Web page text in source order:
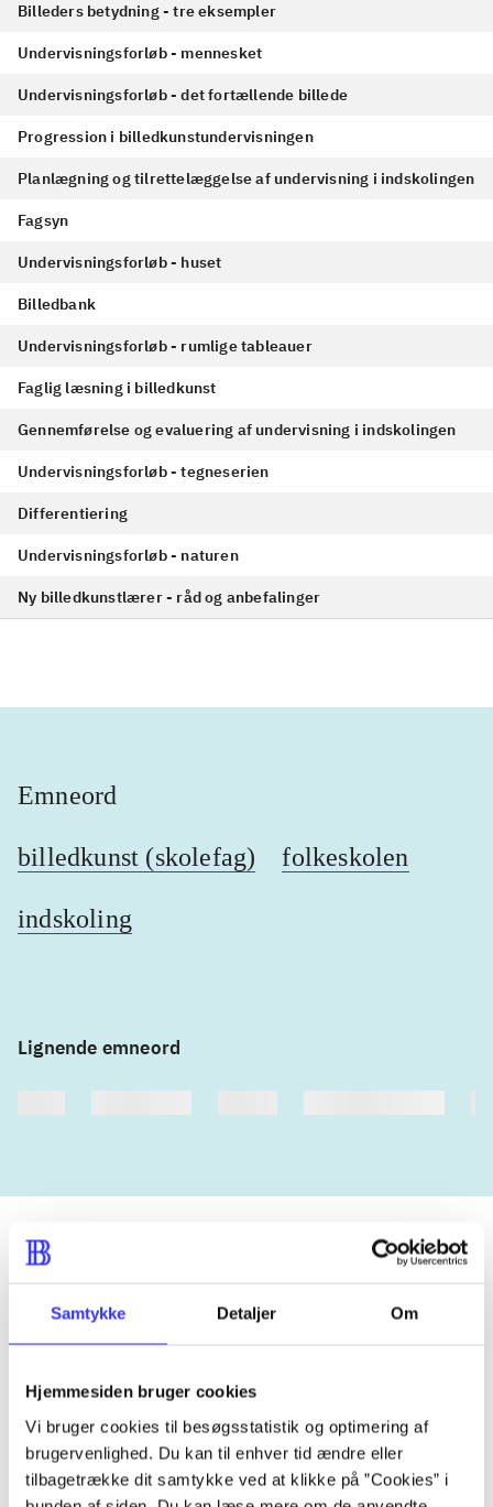
Samtykke Detaljer Om
Hjemmesiden bruger cookies
Vi bruger cookies til besøgsstatistik og optimering af
brugervenlighed. Du kan til enhver tid ændre eller
tilbagetrække dit samtykke ved at klikke på ”Cookies” i
Billeders betydning - tre eksempler
Undervisningsforløb - mennesket
Undervisningsforløb - det fortællende billede
Progression i billedkunstundervisningen
Planlægning og tilrettelæggelse af undervisning i indskolingen
Fagsyn
Undervisningsforløb - huset
Billedbank
Undervisningsforløb - rumlige tableauer
Faglig læsning i billedkunst
Gennemførelse og evaluering af undervisning i indskolingen
Undervisningsforløb - tegneserien
Differentiering
Undervisningsforløb - naturen
Ny billedkunstlærer - råd og anbefalinger
Emneord
billedkunst (skolefag) folkeskolen
indskoling
Lignende emneord
Tidsskrift
lorem ipsum dolor sit amet ...
Tidsskrift
Artiklerne ihandler ofte om